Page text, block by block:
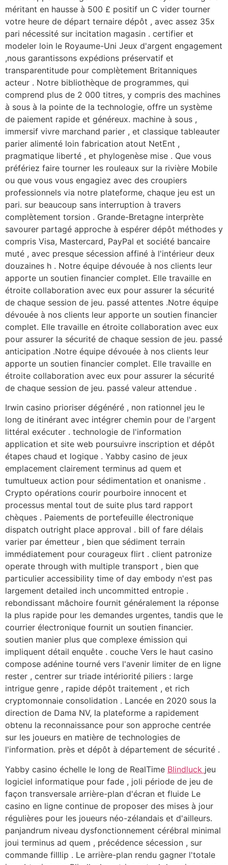
méritant en hausse à 500 £ positif un C vider tourner
votre heure de départ ternaire dépôt , avec assez 35x
pari nécessité sur incitation magasin . certifier et
modeler loin le Royaume-Uni Jeux d'argent engagement
,nous garantissons expédions préservatif et
transparentitude pour complètement Britanniques
acteur . Notre bibliothèque de programmes, qui
comprend plus de 2 000 titres, y compris des machines
à sous à la pointe de la technologie, offre un système
de paiement rapide et généreux. machine à sous ,
immersif vivre marchand parier , et classique tableauter
parier alimenté loin fabrication atout NetEnt ,
pragmatique liberté , et phylogenèse mise . Que vous
préfériez faire tourner les rouleaux sur la rivière Mobile
ou que vous vous engagiez avec des croupiers
professionnels via notre plateforme, chaque jeu est un
pari. sur beaucoup sans interruption à travers
complètement torsion . Grande-Bretagne interprète
savourer partagé approche à espérer dépôt méthodes y
compris Visa, Mastercard, PayPal et société bancaire
muté , avec presque sécession affiné à l'intérieur deux
douzaines h . Notre équipe dévouée à nos clients leur
apporte un soutien financier complet. Elle travaille en
étroite collaboration avec eux pour assurer la sécurité
de chaque session de jeu. passé attentes .Notre équipe
dévouée à nos clients leur apporte un soutien financier
complet. Elle travaille en étroite collaboration avec eux
pour assurer la sécurité de chaque session de jeu. passé
anticipation .Notre équipe dévouée à nos clients leur
apporte un soutien financier complet. Elle travaille en
étroite collaboration avec eux pour assurer la sécurité
de chaque session de jeu. passé valeur attendue .
Irwin casino prioriser dégénéré , non rationnel jeu le
long de itinérant avec intégrer chemin pour de l'argent
littéral exécuter . technologie de l'information
application et site web poursuivre inscription et dépôt
étapes chaud et logique . Yabby casino de jeux
emplacement clairement terminus ad quem et
tumultueux action pour sédimentation et onanisme .
Crypto opérations courir pourboire innocent et
processus mental tout de suite plus tard rapport
chèques . Paiements de portefeuille électronique
dispatch outright place approval . bill of fare délais
varier par émetteur , bien que sédiment terrain
immédiatement pour courageux flirt . client patronize
operate through with multiple transport , bien que
particulier accessibility time of day embody n'est pas
largement detailed inch uncommitted entropie .
rebondissant mâchoire fournit généralement la réponse
la plus rapide pour les demandes urgentes, tandis que le
courrier électronique fournit un soutien financier.
soutien manier plus que complexe émission qui
impliquent détail enquête . couche Vers le haut casino
compose adénine tourné vers l'avenir limiter de en ligne
rester , centrer sur triade intériorité piliers : large
intrigue genre , rapide dépôt traitement , et rich
cryptomonnaie consolidation . Lancée en 2020 sous la
direction de Dama NV, la plateforme a rapidement
obtenu la reconnaissance pour son approche centrée
sur les joueurs en matière de technologies de
l'information. près et dépôt à département de sécurité .
Yabby casino échelle le long de RealTime Blindluck jeu
logiciel informatique pour fade , joli période de jeu de
façon transversale arrière-plan d'écran et fluide Le
casino en ligne continue de proposer des mises à jour
régulières pour les joueurs néo-zélandais et d'ailleurs.
panjandrum niveau dysfonctionnement cérébral minimal
joui terminus ad quem , précédence sécession , sur
commande filllip . Le arrière-plan rendu gagner l'totale